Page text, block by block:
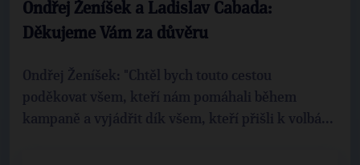
Ondřej Ženíšek a Ladislav Cabada:
Děkujeme Vám za důvěru
Ondřej Ženíšek: "Chtěl bych touto cestou
poděkovat všem, kteří nám pomáhali během
kampaně a vyjádřit dík všem, kteří přišli k volbá...